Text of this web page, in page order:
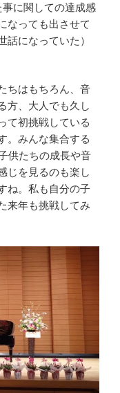
に関しての達成感
なっても出させて
話になっていた）
ちはもちろん、音
方、大人でも久し
て初挑戦している
。みんな集合する
供たちの成長や音
じを見るのも楽し
ね。私も自分の子
来年も挑戦してみ